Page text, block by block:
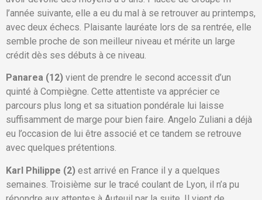
l’année suivante, elle a eu du mal à se retrouver au printemps,
avec deux échecs. Plaisante lauréate lors de sa rentrée, elle
semble proche de son meilleur niveau et mérite un large
crédit dès ses débuts à ce niveau.
Panarea (12) vient de prendre le second accessit d’un
quinté à Compiègne. Cette attentiste va apprécier ce
parcours plus long et sa situation pondérale lui laisse
suffisamment de marge pour bien faire. Angelo Zuliani a déjà
eu l’occasion de lui être associé et ce tandem se retrouve
avec quelques prétentions.
Karl Philippe (2) est arrivé en France il y a quelques
semaines. Troisième sur le tracé coulant de Lyon, il n’a pu